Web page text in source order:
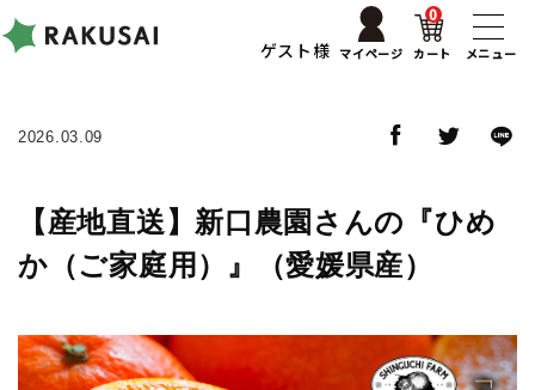
ゲスト様 マイページ カート
0
メニュー
2026.03.09
【産地直送】新口農園さんの『ひめ
か（ご家庭用）』（愛媛県産）